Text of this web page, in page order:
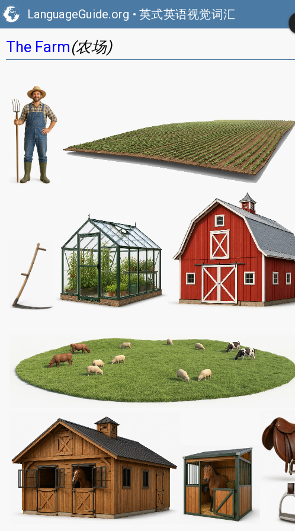
LanguageGuide.org • 英式英语视觉词汇
The Farm(农场)